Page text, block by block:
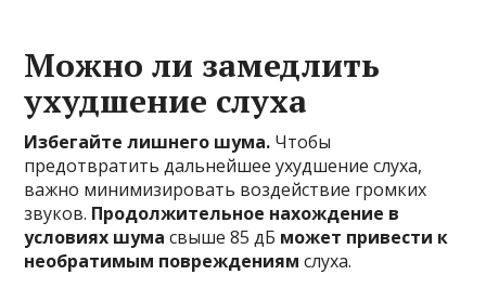
Можно ли замедлить
ухудшение слуха
Избегайте лишнего шума. Чтобы
предотвратить дальнейшее ухудшение слуха,
важно минимизировать воздействие громких
звуков. Продолжительное нахождение в
условиях шума свыше 85 дБ может привести к
необратимым повреждениям слуха.